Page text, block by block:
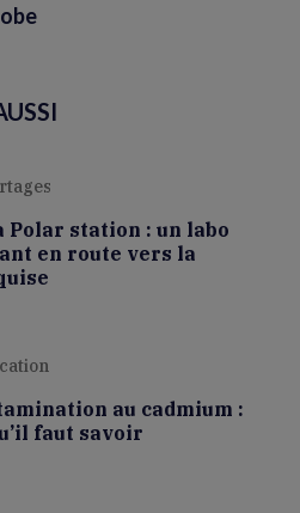
Polar station : un labo
en route vers la
au cadmium :
faut savoir